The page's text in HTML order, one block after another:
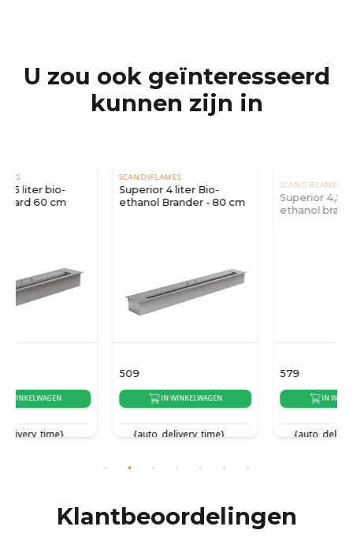
U zou ook geïnteresseerd
kunnen zijn in
Superior 4 liter Bio-
ethanol Brander - 80 cm
IN WINKELWAGEN
{auto_delivery_time}
Superior 4,5 liter bio-
ethanol brander - 90 cm
IN WINKELWAGEN
{auto_delivery_time}
Klantbeoordelingen